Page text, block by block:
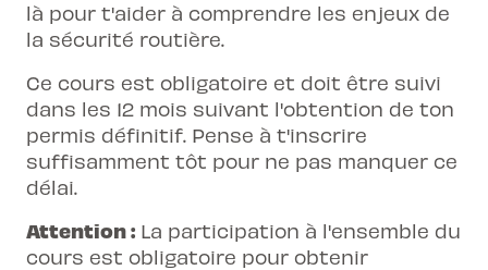
là pour t'aider à comprendre les enjeux de
la sécurité routière.
Ce cours est obligatoire et doit être suivi
dans les 12 mois suivant l'obtention de ton
permis définitif. Pense à t'inscrire
suffisamment tôt pour ne pas manquer ce
délai.
Attention : La participation à l'ensemble du
cours est obligatoire pour obtenir